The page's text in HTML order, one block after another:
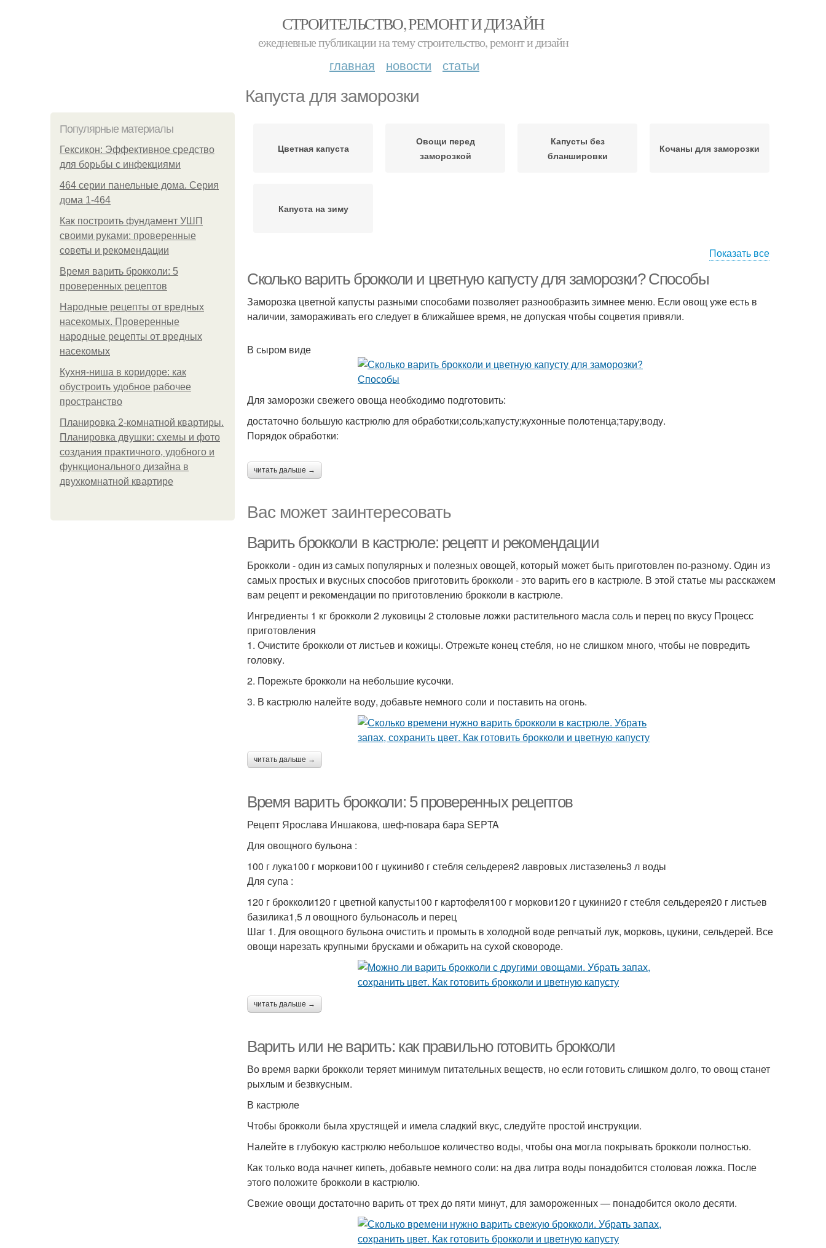
СТРОИТЕЛЬСТВО, РЕМОНТ И ДИЗАЙН
ежедневные публикации на тему строительство, ремонт и дизайн
главная новости статьи
Капуста для заморозки
Популярные материалы
Гексикон: Эффективное средство
для борьбы с инфекциями
464 серии панельные дома. Серия
дома 1-464
Как построить фундамент УШП
своими руками: проверенные
советы и рекомендации
Время варить брокколи: 5
проверенных рецептов
Народные рецепты от вредных
насекомых. Проверенные
народные рецепты от вредных
насекомых
Кухня-ниша в коридоре: как
обустроить удобное рабочее
пространство
Планировка 2-комнатной квартиры.
Планировка двушки: схемы и фото
создания практичного, удобного и
функционального дизайна в
двухкомнатной квартире
Цветная капуста
Овощи перед
заморозкой
Капусты без
бланшировки
Кочаны для заморозки
Капуста на зиму
Показать все
Сколько варить брокколи и цветную капусту для заморозки? Способы
Заморозка цветной капусты разными способами позволяет разнообразить зимнее меню. Если овощ уже есть в
наличии, замораживать его следует в ближайшее время, не допуская чтобы соцветия привяли.
В сыром виде
Для заморозки свежего овоща необходимо подготовить:
достаточно большую кастрюлю для обработки;соль;капусту;кухонные полотенца;тару;воду.
Порядок обработки:
читать дальше →
Вас может заинтересовать
Варить брокколи в кастрюле: рецепт и рекомендации
Брокколи - один из самых популярных и полезных овощей, который может быть приготовлен по-разному. Один из
самых простых и вкусных способов приготовить брокколи - это варить его в кастрюле. В этой статье мы расскажем
вам рецепт и рекомендации по приготовлению брокколи в кастрюле.
Ингредиенты 1 кг брокколи 2 луковицы 2 столовые ложки растительного масла соль и перец по вкусу Процесс
приготовления
1. Очистите брокколи от листьев и кожицы. Отрежьте конец стебля, но не слишком много, чтобы не повредить
головку.
2. Порежьте брокколи на небольшие кусочки.
3. В кастрюлю налейте воду, добавьте немного соли и поставить на огонь.
читать дальше →
Время варить брокколи: 5 проверенных рецептов
Рецепт Ярослава Иншакова, шеф-повара бара SEPTA
Для овощного бульона :
100 г лука100 г моркови100 г цукини80 г стебля сельдерея2 лавровых листазелень3 л воды
Для супа :
120 г брокколи120 г цветной капусты100 г картофеля100 г моркови120 г цукини20 г стебля сельдерея20 г листьев
базилика1,5 л овощного бульонасоль и перец
Шаг 1. Для овощного бульона очистить и промыть в холодной воде репчатый лук, морковь, цукини, сельдерей. Все
овощи нарезать крупными брусками и обжарить на сухой сковороде.
читать дальше →
Варить или не варить: как правильно готовить брокколи
Во время варки брокколи теряет минимум питательных веществ, но если готовить слишком долго, то овощ станет
рыхлым и безвкусным.
В кастрюле
Чтобы брокколи была хрустящей и имела сладкий вкус, следуйте простой инструкции.
Налейте в глубокую кастрюлю небольшое количество воды, чтобы она могла покрывать брокколи полностью.
Как только вода начнет кипеть, добавьте немного соли: на два литра воды понадобится столовая ложка. После
этого положите брокколи в кастрюлю.
Свежие овощи достаточно варить от трех до пяти минут, для замороженных — понадобится около десяти.